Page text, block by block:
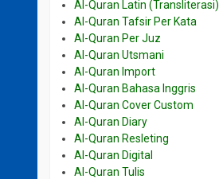
Al-Quran Latin (Transliterasi)
Al-Quran Tafsir Per Kata
Al-Quran Per Juz
Al-Quran Utsmani
Al-Quran Import
Al-Quran Bahasa Inggris
Al-Quran Cover Custom
Al-Quran Diary
Al-Quran Resleting
Al-Quran Digital
Al-Quran Tulis